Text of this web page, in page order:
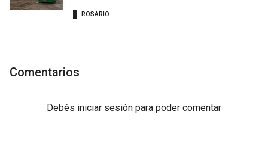
ROSARIO
Comentarios
Debés iniciar sesión para poder comentar